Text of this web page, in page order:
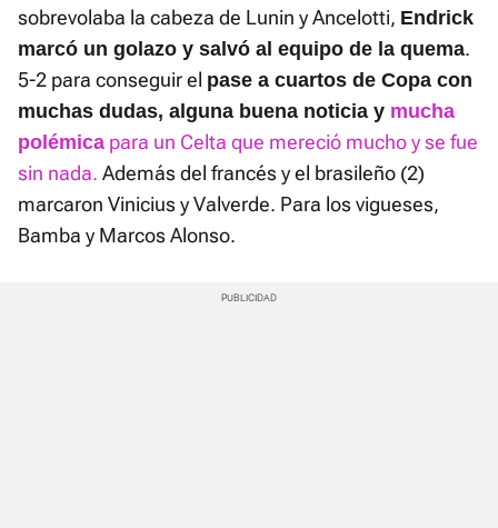
sobrevolaba la cabeza de Lunin y Ancelotti, Endrick
marcó un golazo y salvó al equipo de la quema.
5-2 para conseguir el pase a cuartos de Copa con
muchas dudas, alguna buena noticia y mucha
polémica para un Celta que mereció mucho y se fue
sin nada. Además del francés y el brasileño (2)
marcaron Vinicius y Valverde. Para los vigueses,
Bamba y Marcos Alonso.